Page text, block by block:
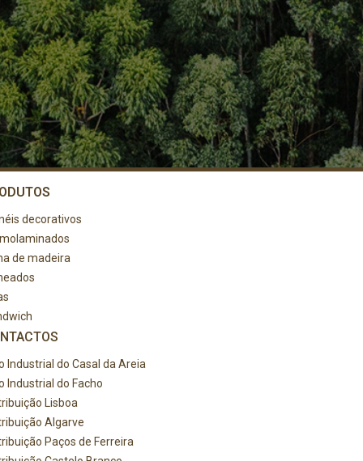
decorativos
de madeira
Industrial do Casal da Areia
Industrial do Facho
Lisboa
Algarve
Paços de Ferreira